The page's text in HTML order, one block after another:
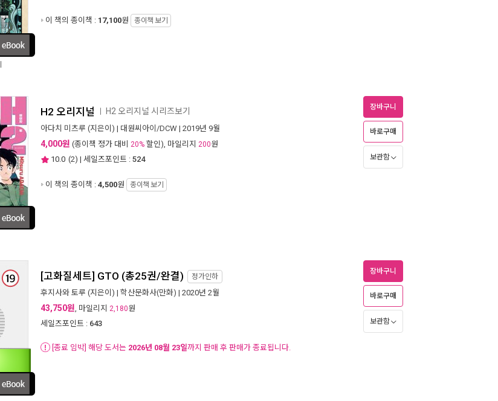
이 책의 종이책 : 17,100원 종이책 보기
H2 오리지널 H2 오리지널 시리즈보기
아다치 미츠루 (지은이) | 대원씨아이/DCW | 2019년 9월
4,000원 (종이책 정가 대비 20% 할인), 마일리지 200원
10.0 (2) | 세일즈포인트 : 524
이 책의 종이책 : 4,500원 종이책 보기
장바구니
바로구매
보관함
[고화질세트] GTO (총25권/완결) 정가인하
후지사와 토루 (지은이) | 학산문화사(만화) | 2020년 2월
43,750원, 마일리지 2,180원
세일즈포인트 : 643
[종료 임박] 해당 도서는 2026년 08월 23일까지 판매 후 판매가 종료됩니다.
장바구니
바로구매
보관함